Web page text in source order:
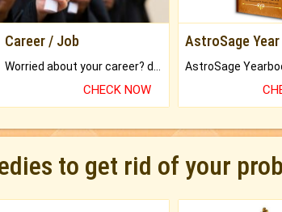
Career / Job
CHECK NOW
AstroSage
to get rid of your